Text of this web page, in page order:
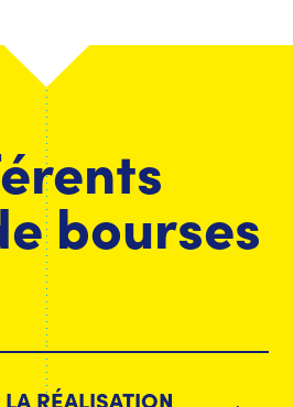
bourses
RÉALISATION